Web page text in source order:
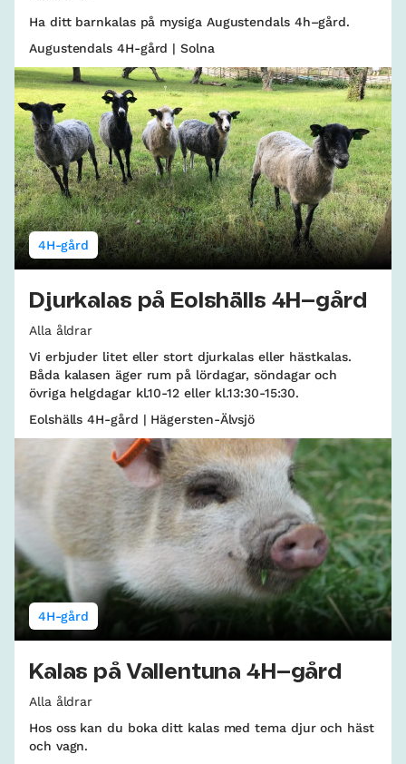
Ha ditt barnkalas på mysiga Augustendals 4h–gård.
Augustendals 4H-gård | Solna
4H-gård
Djurkalas på Eolshälls 4H–gård
Alla åldrar
Vi erbjuder litet eller stort djurkalas eller hästkalas.
Båda kalasen äger rum på lördagar, söndagar och
övriga helgdagar kl.10-12 eller kl.13:30-15:30.
Eolshälls 4H-gård | Hägersten-Älvsjö
4H-gård
Kalas på Vallentuna 4H–gård
Alla åldrar
Hos oss kan du boka ditt kalas med tema djur och häst
och vagn.